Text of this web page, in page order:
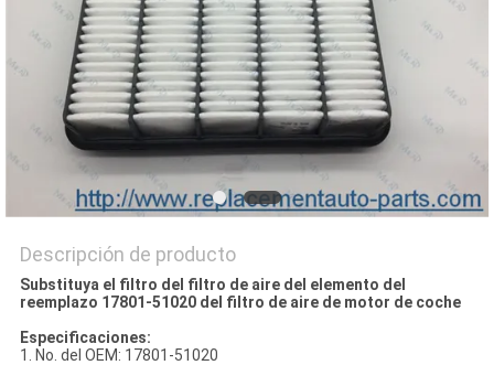
Descripción de producto
Substituya el filtro del filtro de aire del elemento del
reemplazo 17801-51020 del filtro de aire de motor de coche
Especificaciones:
1. No. del OEM: 17801-51020